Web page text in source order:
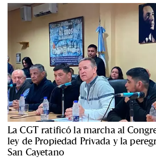
La CGT ratificó la marcha al
ley de Propiedad Privada y la
San Cayetano